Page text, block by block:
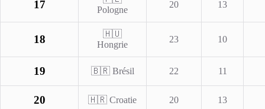
17
Pologne
20 13
18
🇭🇺
Hongrie
23 10
19 🇧🇷 Brésil 22 11
20 🇭🇷 Croatie 20 13